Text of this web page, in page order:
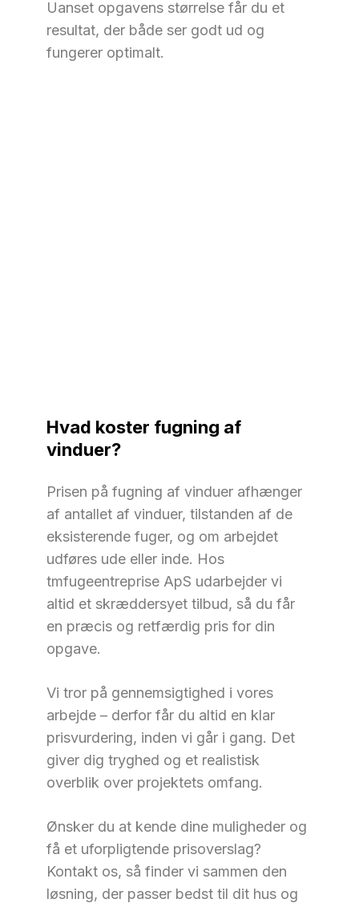
Uanset opgavens størrelse får du et
resultat, der både ser godt ud og
fungerer optimalt.
Hvad koster fugning af
vinduer?
Prisen på fugning af vinduer afhænger
af antallet af vinduer, tilstanden af de
eksisterende fuger, og om arbejdet
udføres ude eller inde. Hos
tmfugeentreprise ApS udarbejder vi
altid et skræddersyet tilbud, så du får
en præcis og retfærdig pris for din
opgave.
Vi tror på gennemsigtighed i vores
arbejde – derfor får du altid en klar
prisvurdering, inden vi går i gang. Det
giver dig tryghed og et realistisk
overblik over projektets omfang.
Ønsker du at kende dine muligheder og
få et uforpligtende prisoverslag?
Kontakt os, så finder vi sammen den
løsning, der passer bedst til dit hus og